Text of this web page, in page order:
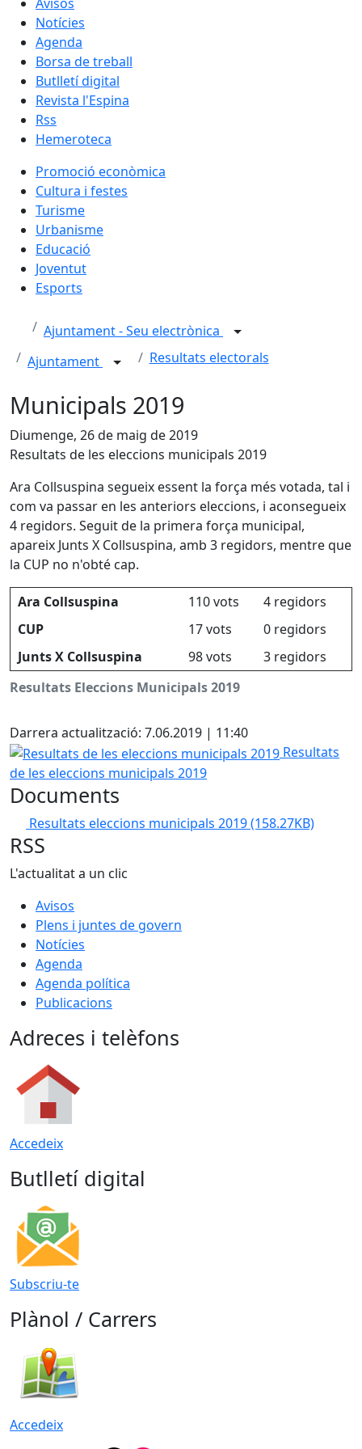
Notícies
Agenda
Borsa de treball
Butlletí digital
Revista l'Espina
Rss
Hemeroteca
Promoció econòmica
Cultura i festes
Turisme
Urbanisme
Educació
Joventut
Esports
Ajuntament - Seu electrònica
Ajuntament
Resultats electorals
Municipals 2019
Diumenge, 26 de maig de 2019
Resultats de les eleccions municipals 2019
Ara Collsuspina segueix essent la força més votada, tal i
com va passar en les anteriors eleccions, i aconsegueix
4 regidors. Seguit de la primera força municipal,
apareix Junts X Collsuspina, amb 3 regidors, mentre que
la CUP no n'obté cap.
Resultats Eleccions Municipals 2019
Ara Collsuspina 110 vots
4 regidors
CUP
17 vots
0 regidors
Junts X Collsuspina
98 vots 3 regidors
Darrera actualització: 7.06.2019 | 11:40
Resultats de les eleccions municipals 2019
Resultats
de les eleccions municipals 2019
Documents
Resultats eleccions municipals 2019(158.27KB)
RSS
L'actualitat a un clic
Avisos
Plens i juntes de govern
Notícies
Agenda
Agenda política
Publicacions
Adreces i telèfons
Accedeix
Butlletí digital
Subscriu-te
Plànol / Carrers
Accedeix